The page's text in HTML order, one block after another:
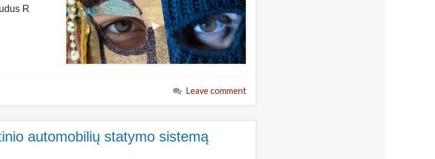
R
Leave comment
automobilių statymo sistemą